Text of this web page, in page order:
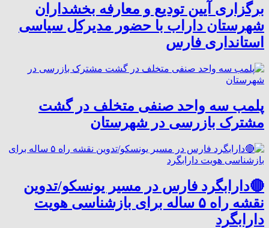
برگزاری آیین تودیع و معارفه بخشداران
شهرستان داراب با حضور مدیرکل سیاسی
استانداری فارس
پلمب سه واحد صنفی متخلف در گشت
مشترک بازرسی در شهرستان
🔴دارابگرد فارس در مسیر یونسکو/تدوین
نقشه راه ۵ ساله برای بازشناسی هویت
دارابگرد